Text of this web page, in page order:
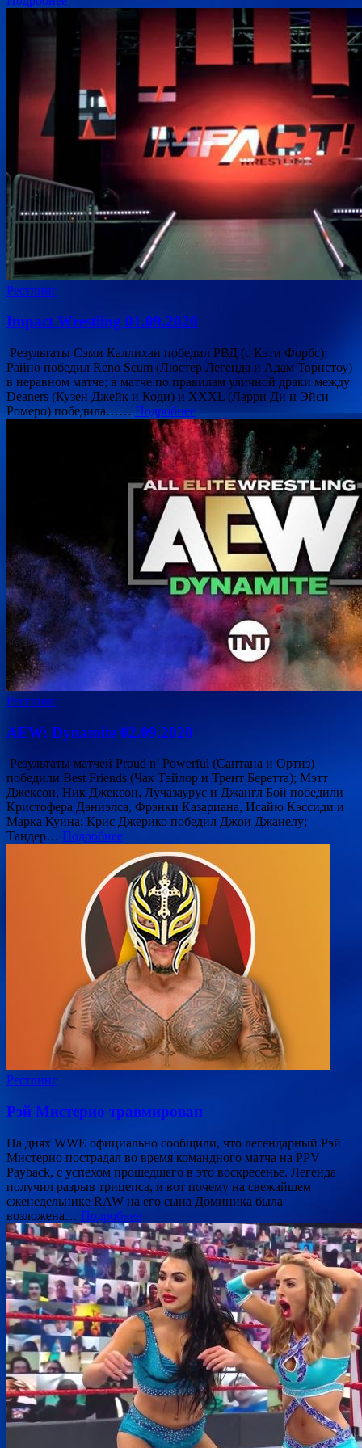
Рестлинг
Impact Wrestling 01.09.2020
Результаты Сэми Каллихан победил РВД (с Кэти Форбс);
Райно победил Reno Scum (Люстер Легенда и Адам Торнстоу)
в неравном матче; в матче по правилам уличной драки между
Deaners (Кузен Джейк и Коди) и XXXL (Ларри Ди и Эйси
Ромеро) победила…… Подробнее
Рестлинг
AEW: Dynamite 02.09.2020
Результаты матчей Proud n’ Powerful (Сантана и Ортиз)
победили Best Friends (Чак Тэйлор и Трент Беретта); Мэтт
Джексон, Ник Джексон, Лучазаурус и Джангл Бой победили
Кристофера Дэниэлса, Фрэнки Казариана, Исайю Кэссиди и
Марка Куина; Крис Джерико победил Джои Джанелу;
Тандер… Подробнее
Рестлинг
Рэй Мистерио травмирован
На днях WWE официально сообщили, что легендарный Рэй
Мистерио пострадал во время командного матча на PPV
Payback, с успехом прошедшего в это воскресенье. Легенда
получил разрыв трицепса, и вот почему на свежайшем
еженедельнике RAW на его сына Доминика была
возложена… Подробнее